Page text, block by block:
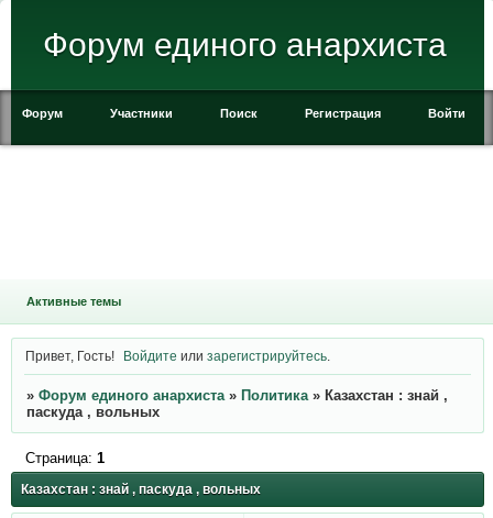
Форум единого анархиста
Форум Участники Поиск Регистрация Войти
Активные темы
Привет, Гость! Войдите илизарегистрируйтесь
» Форум единого анархиста » Политика » Казахстан : знай ,
паскуда , вольных
Казахстан : знай , паскуда , вольных
Страница: 1